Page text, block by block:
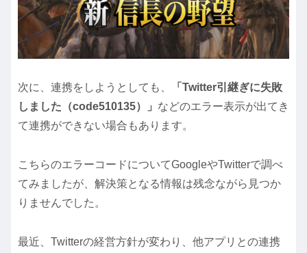
次に、連携をしようとしても、
「Twitter引継ぎに失敗
しました（code510135）」 などのエラー表示が出てき
て連携ができない場合もあります。
こちらのエラーコードについてGoogleやTwitterで調べ
てみましたが、解決策となる情報は残念ながら見つか
りませんでした。
最近、Twitterの経営方針が変わり、他アプリとの連携